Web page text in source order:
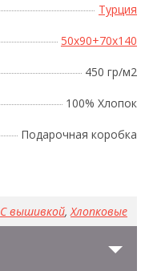
Турция
50x90+70x140
450 гр/м2
100% Хлопок
Подарочная коробка
С вышивкой,Хлопковые